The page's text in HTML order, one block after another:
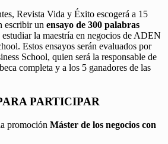
Revista Vida y Éxito escogerá a 15
escribir un ensayo de 300 palabras
la maestría en negocios de ADEN
Estos ensayos serán evaluados por
School, quien será la responsable de
completa y a los 5 ganadores de las
PARTICIPAR
promoción Máster de los negocios con